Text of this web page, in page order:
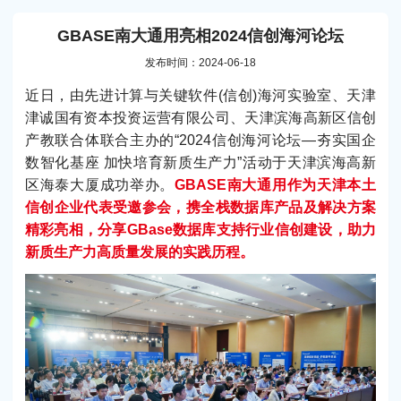
GBASE南大通用亮相2024信创海河论坛
发布时间：2024-06-18
近日，由先进计算与关键软件(信创)海河实验室、天津
津诚国有资本投资运营有限公司、天津滨海高新区信创
产教联合体联合主办的“2024信创海河论坛—夯实国企
数智化基座 加快培育新质生产力”活动于天津滨海高新
区海泰大厦成功举办。 GBASE南大通用作为天津本土
信创企业代表受邀参会，携全栈数据库产品及解决方案
精彩亮相，分享GBase数据库支持行业信创建设，助力
新质生产力高质量发展的实践历程。